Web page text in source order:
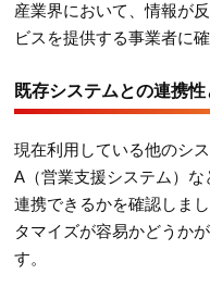
産業界において、情報が
ビスを提供する事業者に
既存システムとの連携
現在利用している他のシ
A（営業支援システム）
連携できるかを確認しま
タマイズが容易かどうか
す。